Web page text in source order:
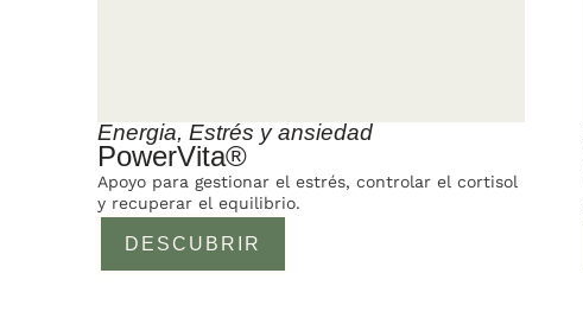
Energia, Estrés y ansiedad
PowerVita®
DESCUBRIR
Apoyo para gestionar el estrés, controlar el cortisol
y recuperar el equilibrio.